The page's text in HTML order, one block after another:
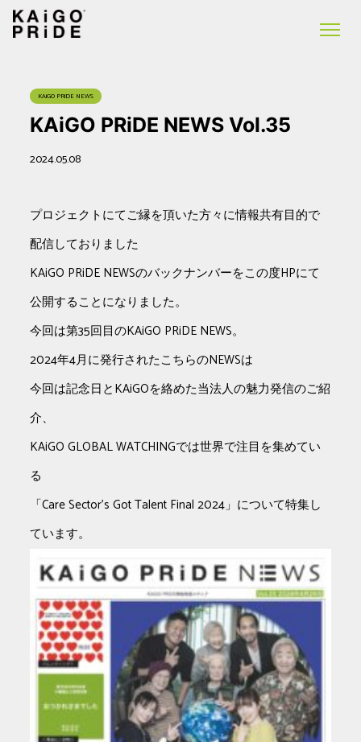
KAiGO PRiDE NEWS
KAiGO PRiDE NEWS Vol.35
2024.05.08
プロジェクトにてご縁を頂いた方々に情報共有目的で
配信しておりました
KAiGO PRiDE NEWSのバックナンバーをこの度HPにて
公開することになりました。
今回は第35回目のKAiGO PRiDE NEWS。
2024年4月に発行されたこちらのNEWSは
今回は記念日とKAiGOを絡めた当法人の魅力発信のご紹
介、
KAiGO GLOBAL WATCHINGでは世界で注目を集めてい
る
「Care Sector’s Got Talent Final 2024」について特集し
ています。